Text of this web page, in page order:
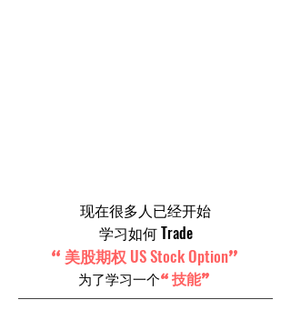
现在很多人已经开始
学习如何Trade
“美股期权US Stock Option”
为了学习一个“技能”